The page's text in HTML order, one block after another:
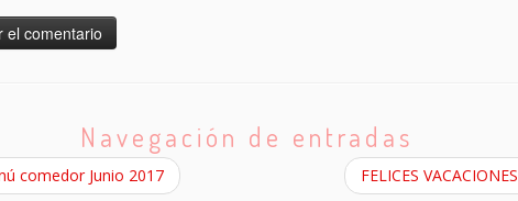
Navegación de entradas
comedor Junio 2017 FELICES VACACIONES